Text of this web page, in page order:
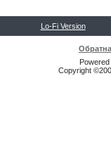
Lo-Fi Version
Copyright